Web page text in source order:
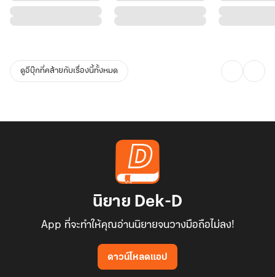
ดูอีบุ๊กที่คล้ายกับเรื่องนี้ทั้งหมด
นิยาย Dek-D
App ที่จะทำให้คุณอ่านนิยายจนวางมือถือไม่ลง!
ดาวน์โหลดแอป